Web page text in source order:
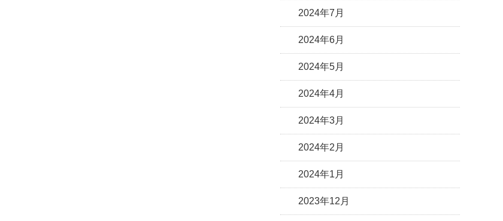
2024年7月
2024年6月
2024年5月
2024年4月
2024年3月
2024年2月
2024年1月
2023年12月